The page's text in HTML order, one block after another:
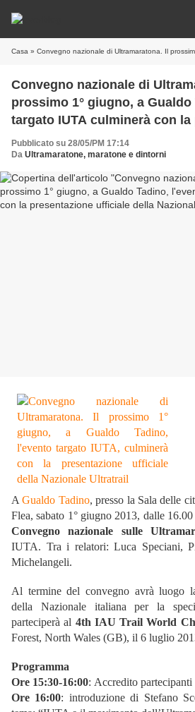
Casa » Convegno nazionale di Ultramaratona. Il prossimo 1° giugno, a Gualdo Tadino, l'evento targato
Convegno nazionale di
prossimo 1° giugno, a
targato IUTA culminerà con
ufficiale della Nazionale
Pubblicato su 28/05/PM 17:14
Da Ultramaratone, maratone e dintorni
AGualdo Tadino, presso la Sala delle
Flea, sabato 1° giugno 2013, dalle
Convegno nazionale sulle
IUTA. Tra i relatori: Luca Speciani,
Michelangeli.
Al termine del convegno avrà luogo
della Nazionale italiana per la
parteciperà al 4th IAU Trail World
Forest, North Wales (GB), il 6 luglio
Programma
Ore 15:30-16:00: Accredito partecipanti
Ore 16:00: introduzione di Stefano